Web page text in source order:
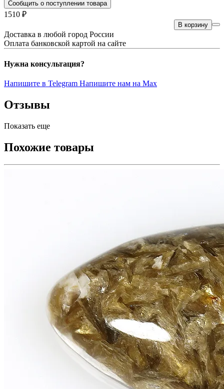
Сообщить о поступлении товара
1510 ₽
В корзину
Доставка в любой город России
Оплата банковской картой на сайте
Нужна консультация?
Напишите в Telegram Напишите нам на Max
Отзывы
Показать еще
Похожие товары